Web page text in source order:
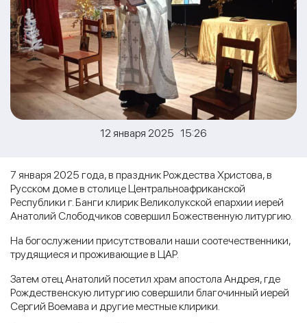
12 января 2025 15:26
7 января 2025 года, в праздник Рождества Христова, в
Русском доме в столице Центральноафриканской
Республики г. Банги клирик Великолукской епархии иерей
Анатолий Слободчиков совершил Божественную литургию.
На богослужении присутствовали наши соотечественники,
трудящиеся и проживающие в ЦАР.
Затем отец Анатолий посетил храм апостола Андрея, где
Рождественскую литургию совершили благочинный иерей
Сергий Воемава и другие местные клирики.